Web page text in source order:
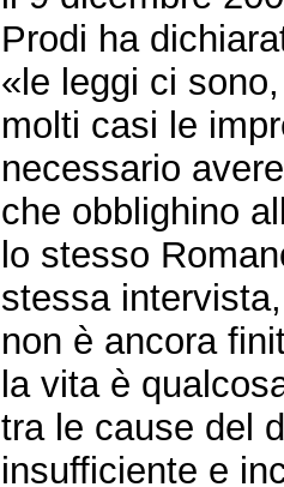
Prodi ha
«le leggi ci
molti casi le
necessario
che obblighino
lo stesso
stessa
non è ancora
la vita è
tra le cause del
insufficiente e